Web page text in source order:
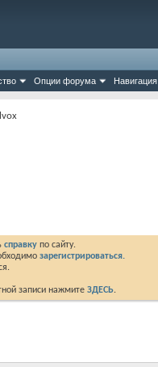
Опции форума Навигация
справку по сайту.
зарегистрироваться.
записи нажмите ЗДЕСЬ.